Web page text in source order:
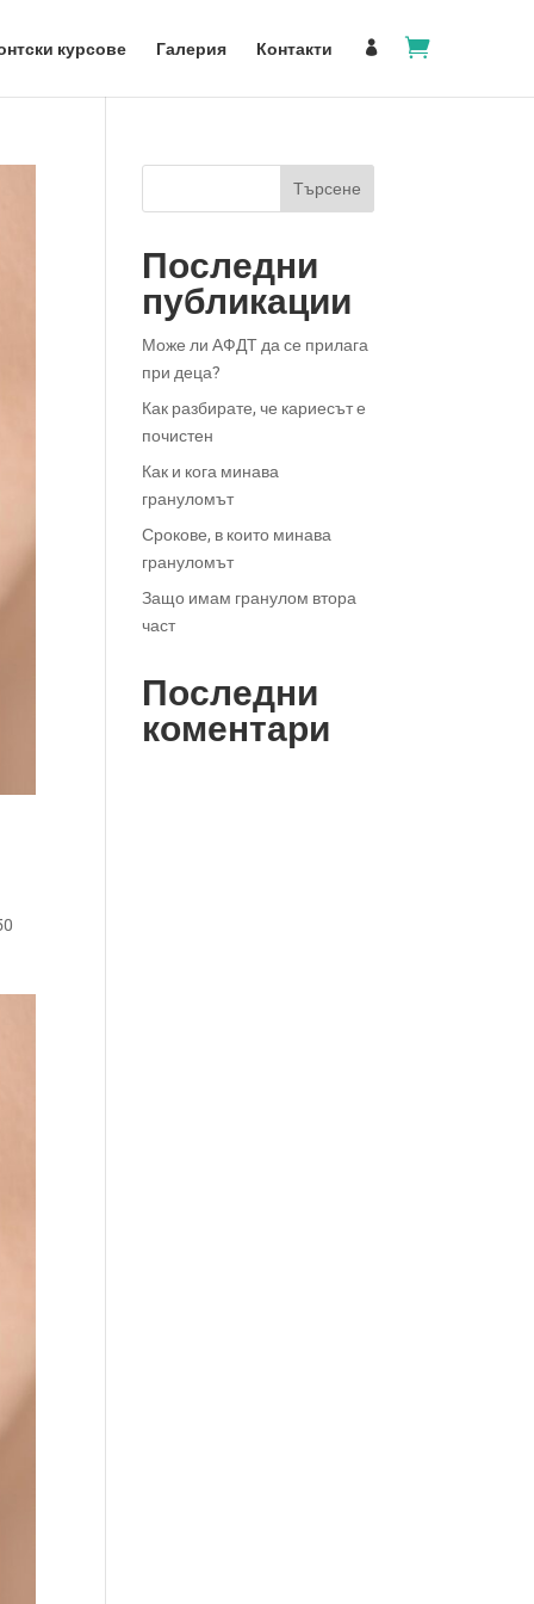
курсове Галерия Контакти  
Последни
публикации
Може ли АФДТ да се прилага
при деца?
Как разбирате, че кариесът е
почистен
Как и кога минава
грануломът
Срокове, в които минава
грануломът
Защо имам гранулом втора
част
Последни
коментари